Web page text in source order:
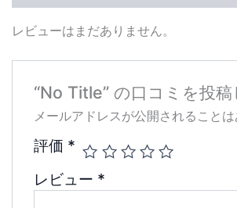
レビューはまだありません。
“No Title” の口コミを投稿
メールアドレスが公開されることは
評価 *
レビュー *